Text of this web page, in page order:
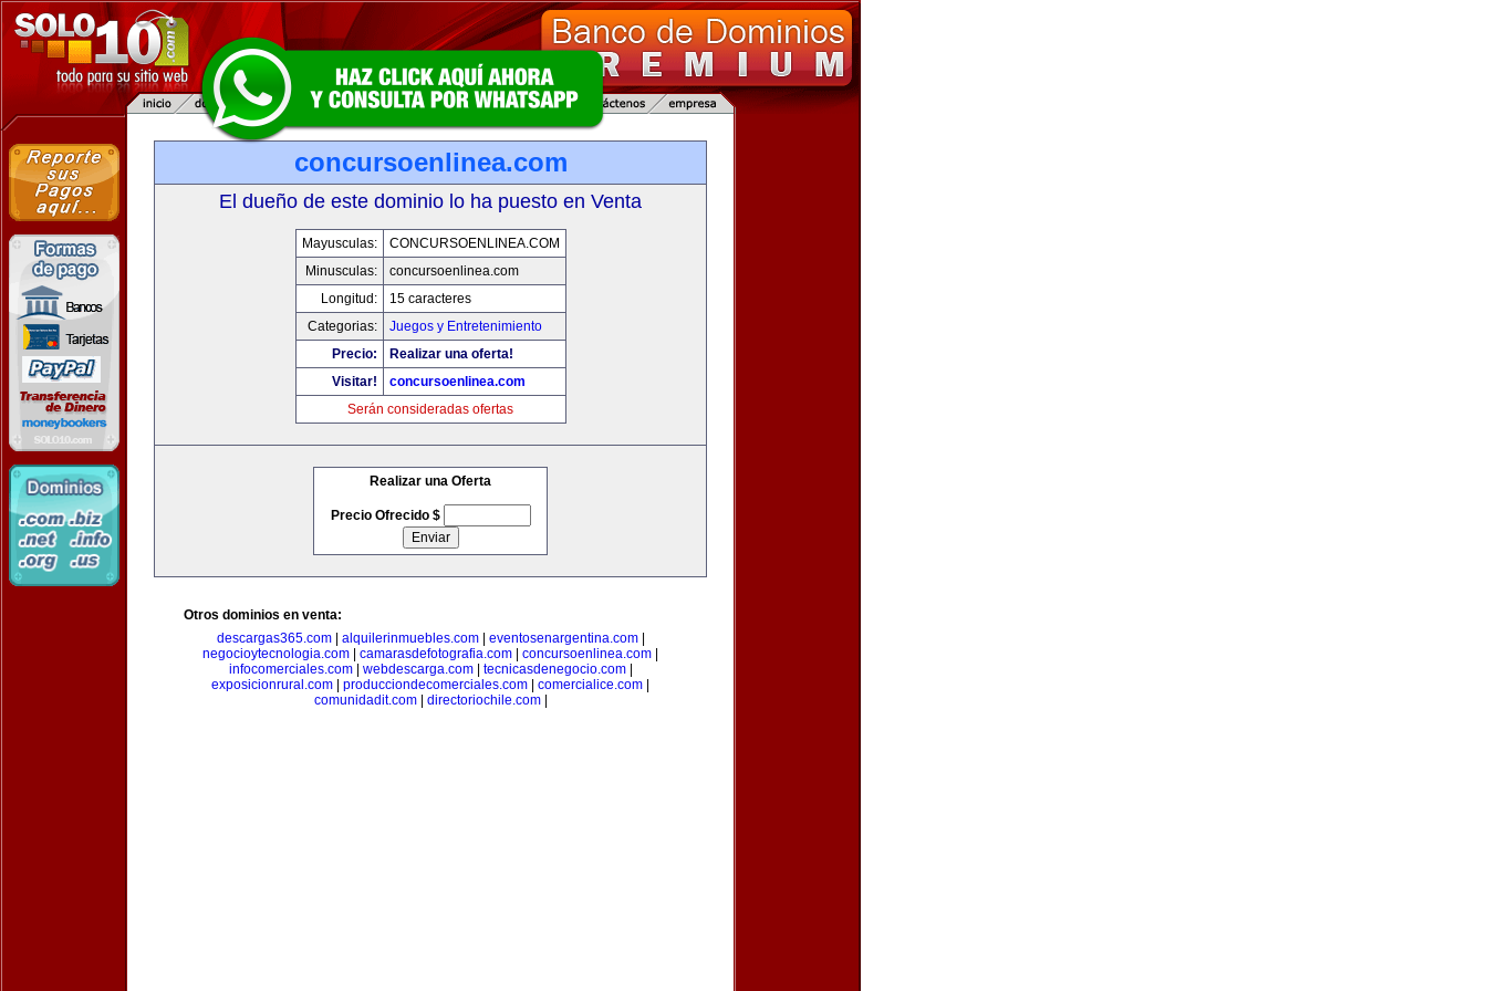
concursoenlinea.com
El dueño de este dominio lo ha puesto en Venta
Mayusculas:
CONCURSOENLINEA.COM
Minusculas:
concursoenlinea.com
Longitud:
15 caracteres
Categorias:
Juegos y Entretenimiento
Precio:
Realizar una oferta!
Visitar!
concursoenlinea.com
Serán consideradas ofertas
Realizar una Oferta
Precio Ofrecido $
Otros dominios en venta:
descargas365.com| alquilerinmuebles.com| eventosenargentina.com|
negocioytecnologia.com
camarasdefotografia.com concursoenlinea.com
infocomerciales.com| webdescarga.com| tecnicasdenegocio.com|
exposicionrural.com
producciondecomerciales.com comercialice.com
comunidadit.com| directoriochile.com|